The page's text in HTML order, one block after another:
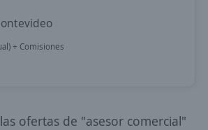
+ Comisiones
ofertas de "asesor comercial"